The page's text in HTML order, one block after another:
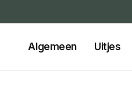
Algemeen Uitjes